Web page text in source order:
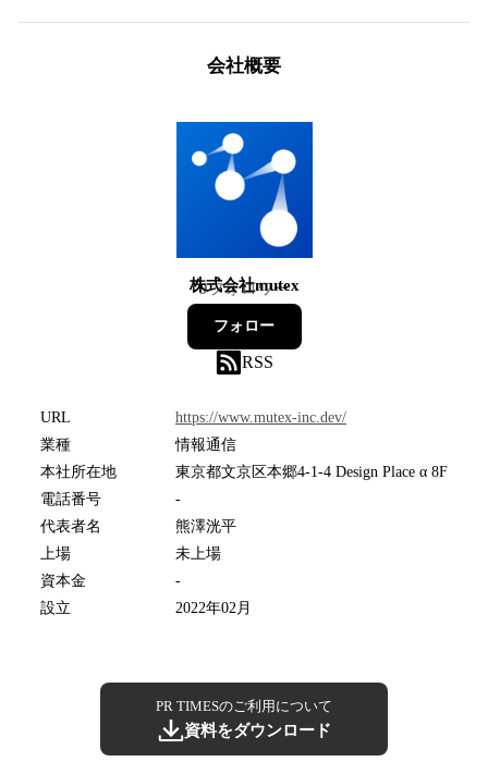
会社概要
株式会社mutex
9フォロワー
フォロー
RSS
URL
https://www.mutex-inc.dev/
業種
情報通信
本社所在地
東京都文京区本郷4-1-4 Design Place α 8F
電話番号
-
代表者名
熊澤洸平
上場
未上場
資本金
-
設立
2022年02月
PR TIMESのご利用について
資料をダウンロード